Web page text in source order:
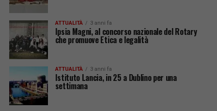
ATTUALITÀ 3 anni fa
Ipsia Magni, al concorso nazionale del Rotary
che promuove Etica e legalità
ATTUALITÀ 3 anni fa
Istituto Lancia, in 25 a Dublino per una
settimana